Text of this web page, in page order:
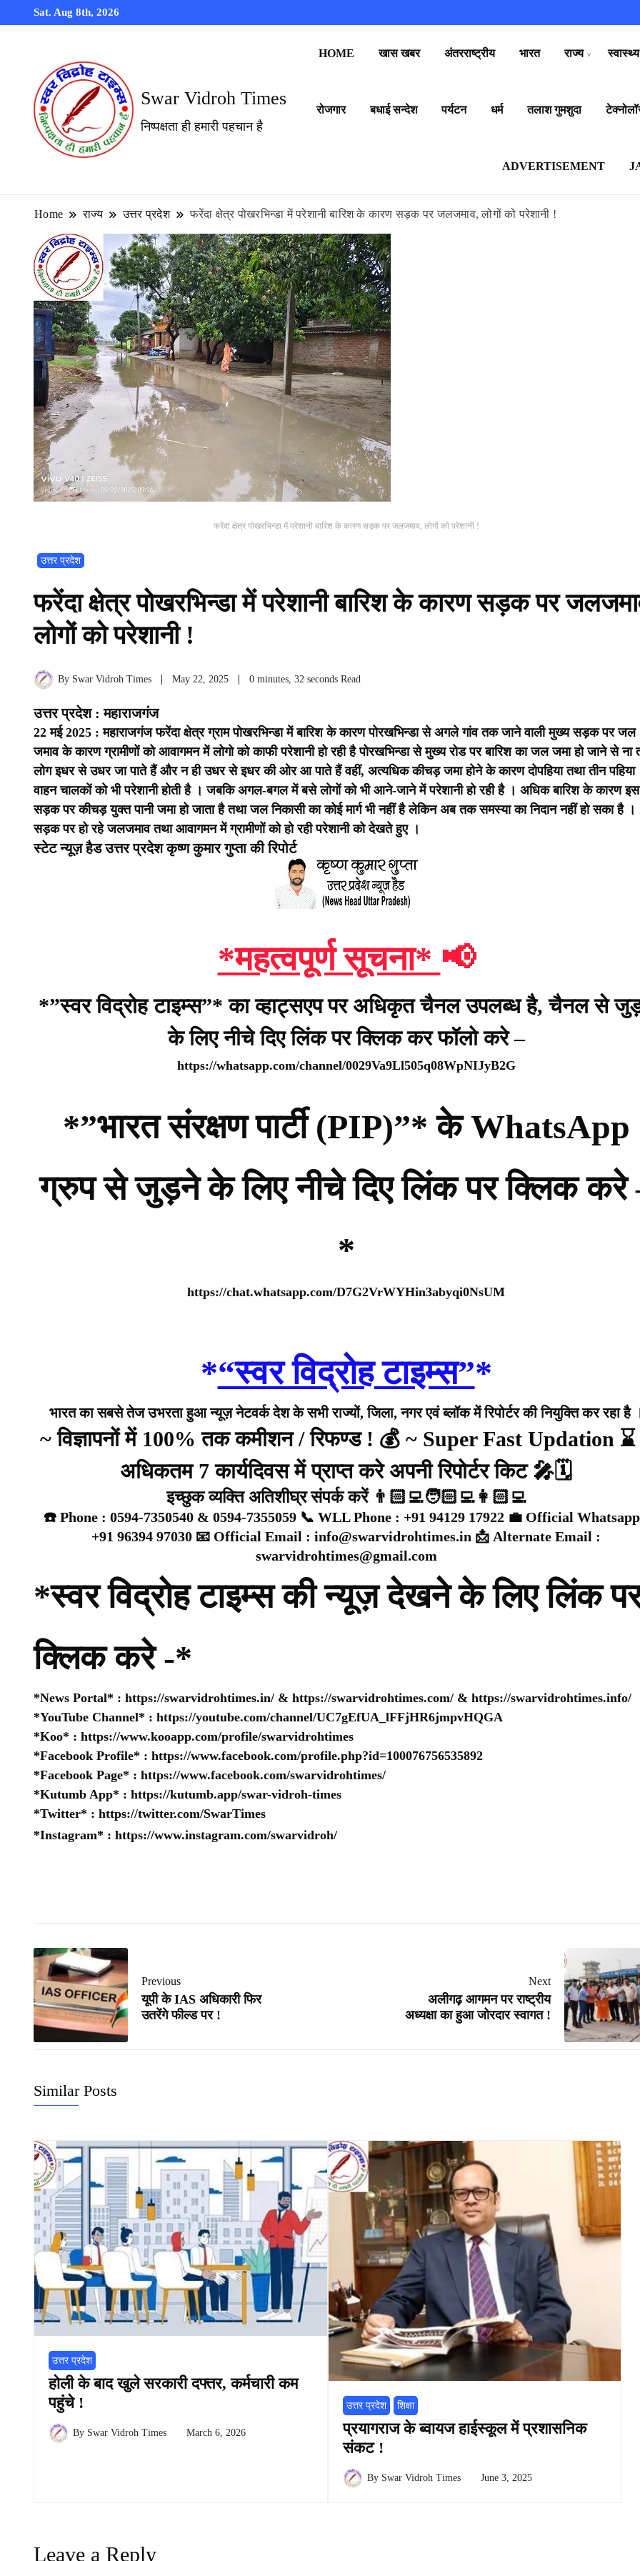
Sat. Aug 8th, 2026
Swar Vidroh Times
निष्पक्षता ही हमारी पहचान है
HOME खास खबर अंतरराष्ट्रीय भारत राज्य स्वास्थ्य
रोजगार बधाई सन्देश पर्यटन धर्म तलाश गुमशुदा
ADVERTISEMENT
Home राज्य उत्तर प्रदेश फरेंदा क्षेत्र पोखरभिन्डा में परेशानी बारिश के कारण सड़क पर जलजमाव, लोगों को परेशानी !
फरेंदा क्षेत्र पोखरभिन्डा में परेशानी बारिश के कारण सड़क पर जलजमाव, लोगों को परेशानी !
उत्तर प्रदेश
फरेंदा क्षेत्र पोखरभिन्डा में परेशानी बारिश के कारण सड़क पर
लोगों को परेशानी !
By Swar Vidroh Times May 22, 2025 0 minutes, 32 seconds Read
उत्तर प्रदेश : महाराजगंज
22 मई 2025 : महाराजगंज फरेंदा क्षेत्र ग्राम पोखरभिन्डा में बारिश के कारण पोरखभिन्डा से अगले गांव तक जाने वाली मुख्य सड़क पर जल
जमाव के कारण ग्रामीणों को आवागमन में लोगो को काफी परेशानी हो रही है पोरखभिन्डा से मुख्य रोड पर बारिश का जल जमा हो जाने से ना
लोग इधर से उधर जा पाते हैं और न ही उधर से इधर की ओर आ पाते हैं वहीं, अत्यधिक कीचड़ जमा होने के कारण दोपहिया तथा तीन पहिया
वाहन चालकों को भी परेशानी होती है । जबकि अगल-बगल में बसे लोगों को भी आने-जाने में परेशानी हो रही है । अधिक बारिश के कारण इस
सड़क पर कीचड़ युक्त पानी जमा हो जाता है तथा जल निकासी का कोई मार्ग भी नहीं है लेकिन अब तक समस्या का निदान नहीं हो सका है ।
सड़क पर हो रहे जलजमाव तथा आवागमन में ग्रामीणों को हो रही परेशानी को देखते हुए ।
स्टेट न्यूज़ हैड उत्तर प्रदेश कृष्ण कुमार गुप्ता की रिपोर्ट
*महत्वपूर्ण सूचना* 📢
*”स्वर विद्रोह टाइम्स”* का व्हाट्सएप पर अधिकृत चैनल उपलब्ध है, चैनल से
के लिए नीचे दिए लिंक पर क्लिक कर फॉलो करे –
https://whatsapp.com/channel/0029Va9Ll505q08WpNIJyB2G
*”भारत संरक्षण पार्टी (PIP)”* के WhatsApp
ग्रुप से जुड़ने के लिए नीचे दिए लिंक पर क्लिक करे
*
https://chat.whatsapp.com/D7G2VrWYHin3abyqi0NsUM
*“स्वर विद्रोह टाइम्स”*
भारत का सबसे तेज उभरता हुआ न्यूज़ नेटवर्क देश के सभी राज्यों, जिला, नगर एवं ब्लॉक में रिपोर्टर की नियुक्ति कर रहा है
~ विज्ञापनों में 100% तक कमीशन / रिफण्ड ! 💰 ~ Super Fast Updation
अधिकतम 7 कार्यदिवस में प्राप्त करे अपनी रिपोर्टर किट 🎤🗓️
इच्छुक व्यक्ति अतिशीघ्र संपर्क करें 👨🏻‍💻🧑🏻‍💻👩🏻‍💻
☎️ Phone : 0594-7350540 & 0594-7355059 📞 WLL Phone : +91 94129 17922 💼 Official
+91 96394 97030 📧 Official Email : info@swarvidrohtimes.in 📩 Alternate Email :
swarvidrohtimes@gmail.com
*स्वर विद्रोह टाइम्स की न्यूज़ देखने के लिए लिंक
क्लिक करे -*
*News Portal* : https://swarvidrohtimes.in/ & https://swarvidrohtimes.com/ & https://swarvidrohtimes.info/
*YouTube Channel* : https://youtube.com/channel/UC7gEfUA_lFFjHR6jmpvHQGA
*Koo* : https://www.kooapp.com/profile/swarvidrohtimes
*Facebook Profile* : https://www.facebook.com/profile.php?id=100076756535892
*Facebook Page* : https://www.facebook.com/swarvidrohtimes/
*Kutumb App* : https://kutumb.app/swar-vidroh-times
*Twitter* : https://twitter.com/SwarTimes
*Instagram* : https://www.instagram.com/swarvidroh/
Previous
यूपी के IAS अधिकारी फिर
उतरेंगे फील्ड पर !
Next
अलीगढ़ आगमन पर राष्ट्रीय
अध्यक्षा का हुआ जोरदार स्वागत !
Similar Posts
उत्तर प्रदेश
होली के बाद खुले सरकारी दफ्तर, कर्मचारी कम
पहुंचे !
By Swar Vidroh Times March 6, 2026
उत्तर प्रदेश शिक्षा
प्रयागराज के ब्वायज हाईस्कूल में प्रशासनिक
संकट !
By Swar Vidroh Times June 3, 2025
Leave a Reply